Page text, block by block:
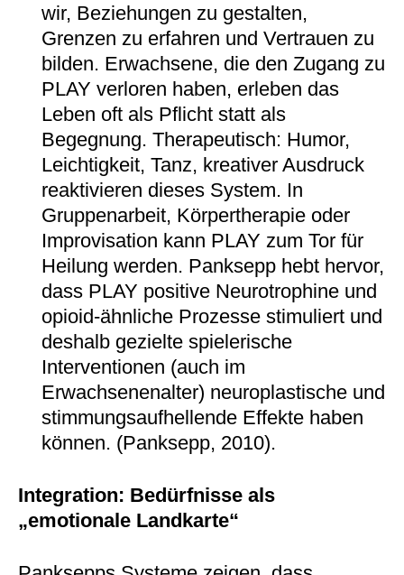
wir, Beziehungen zu gestalten,
Grenzen zu erfahren und Vertrauen zu
bilden. Erwachsene, die den Zugang zu
PLAY verloren haben, erleben das
Leben oft als Pflicht statt als
Begegnung. Therapeutisch: Humor,
Leichtigkeit, Tanz, kreativer Ausdruck
reaktivieren dieses System. In
Gruppenarbeit, Körpertherapie oder
Improvisation kann PLAY zum Tor für
Heilung werden. Panksepp hebt hervor,
dass PLAY positive Neurotrophine und
opioid-ähnliche Prozesse stimuliert und
deshalb gezielte spielerische
Interventionen (auch im
Erwachsenenalter) neuroplastische und
stimmungsaufhellende Effekte haben
können. (Panksepp, 2010).
Integration: Bedürfnisse als
„emotionale Landkarte“